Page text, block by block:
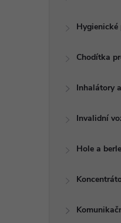
Hygienické
Chodítka
Inhalátory
Invalidní
Hole a berle